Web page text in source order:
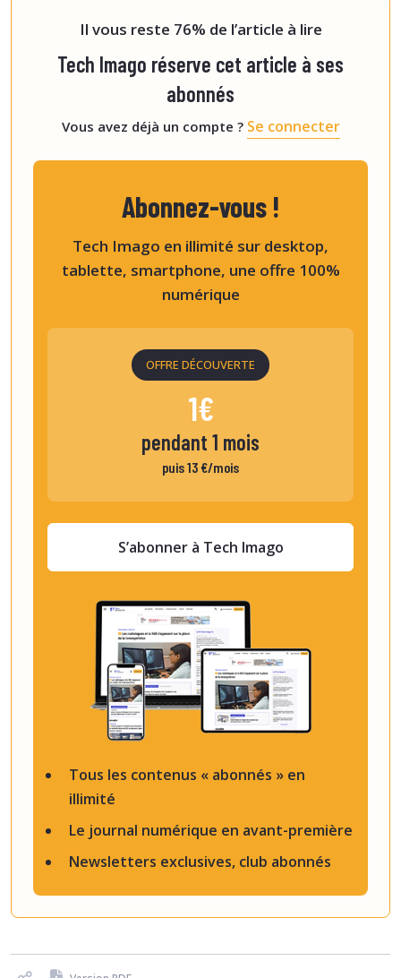
Il vous reste 76% de l’article à lire
Tech Imago réserve cet article à ses
abonnés
Vous avez déjà un compte ? Se connecter
Tous les contenus « abonnés » en
illimité
Le journal numérique en avant-première
Newsletters exclusives, club abonnés
Abonnez-vous !
Tech Imago en illimité sur desktop,
tablette, smartphone, une offre 100%
numérique
OFFRE DÉCOUVERTE
1€
pendant 1 mois
puis 13 €/mois
S’abonner à Tech Imago